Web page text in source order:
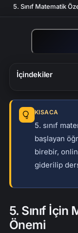
5. Sınıf Matematik
İçindekiler
5. Sınıf İçin
Matematik Bir
Kolondur
Videolu Ders:
LGS Yoluna 5.
İlkokuldan
5. Sınıf Özel
5. Sınıf
Neden Erken
KISACA
5. sınıf
başlayan
birebir,
giderilip
5. Sınıf
Önemi